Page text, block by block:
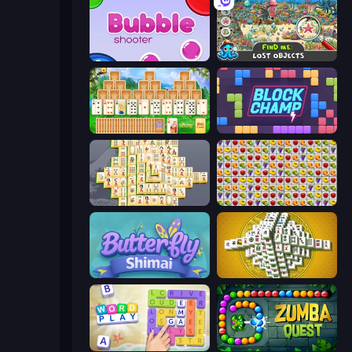
Bubble Shooter Find Me: Lost Objects
Magic Towers Solitaire Block Champ
Mahjong Online Same Game Fruit Collapse
Butterfly Shimai Mahjong Tower
Word Play Zumba Quest